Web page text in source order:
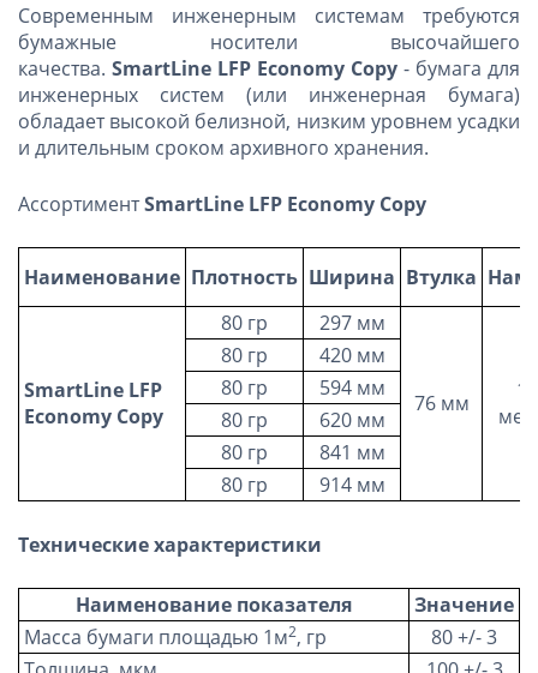
Современным инженерным системам требуются
бумажные носители высочайшего
качества. SmartLine LFP Economy Copy - бумага для
инженерных систем (или инженерная бумага)
обладает высокой белизной, низким уровнем усадки
и длительным сроком архивного хранения.
АссортиментSmartLine LFP Economy Copy
Наименование Плотность Ширина Втулка
SmartLine LFP
Economy Copy
80 гр 297 мм
76 мм
80 гр
420 мм
80 гр
594 мм
80 гр
620 мм
80 гр
841 мм
80 гр
914 мм
Технические характеристики
Наименование показателя
Значение
Масса бумаги площадью 1м2, гр
80 +/- 3